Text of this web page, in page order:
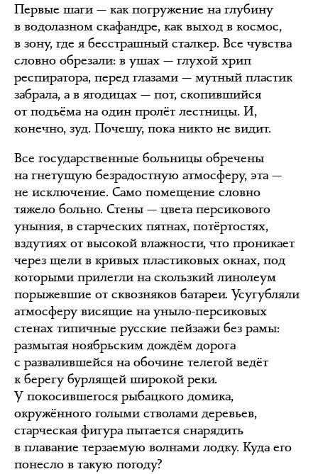
Первые шаги — как погружение на глубину
в водолазном скафандре, как выход в космос,
в зону, где я бесстрашный сталкер. Все чувства
словно обрезали: в ушах — глухой хрип
респиратора, перед глазами — мутный пластик
забрала, а в ягодицах — пот, скопившийся
от подъёма на один пролёт лестницы. И,
конечно, зуд. Почешу, пока никто не видит.
Все государственные больницы обречены
на гнетущую безрадостную атмосферу, эта —
не исключение. Само помещение словно
тяжело больно. Стены — цвета персикового
уныния, в старческих пятнах, потёртостях,
вздутиях от высокой влажности, что проникает
через щели в кривых пластиковых окнах, под
которыми прилегли на скользкий линолеум
порыжевшие от сквозняков батареи. Усугубляли
атмосферу висящие на уныло-персиковых
стенах типичные русские пейзажи без рамы:
размытая ноябрьским дождём дорога
с развалившейся на обочине телегой ведёт
к берегу бурлящей широкой реки.
У покосившегося рыбацкого домика,
окружённого голыми стволами деревьев,
старческая фигура пытается снарядить
в плавание терзаемую волнами лодку. Куда его
понесло в такую погоду?